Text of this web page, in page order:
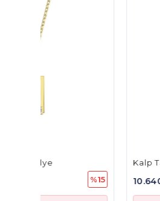
Kalp Tasarım Taşlı Kolye
10.640 TL 11.319 TL